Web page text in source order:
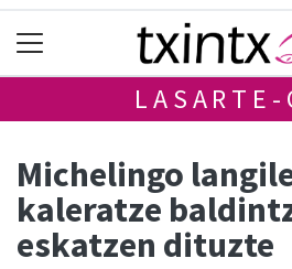
LASARTE-
Michelingo
kaleratze
eskatzen dituzte